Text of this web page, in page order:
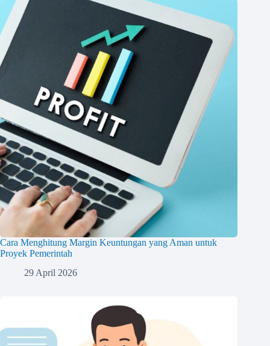
Cara Menghitung Margin Keuntungan yang Aman untuk
Proyek Pemerintah
29 April 2026